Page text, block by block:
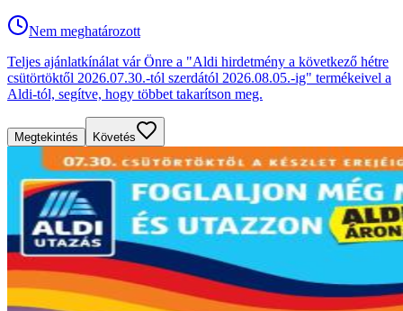
Nem meghatározott
Teljes ajánlatkínálat vár Önre a "Aldi hirdetmény a következő hétre
csütörtöktől 2026.07.30.-tól szerdától 2026.08.05.-ig" termékeivel a
Aldi-tól, segítve, hogy többet takarítson meg.
Megtekintés Követés